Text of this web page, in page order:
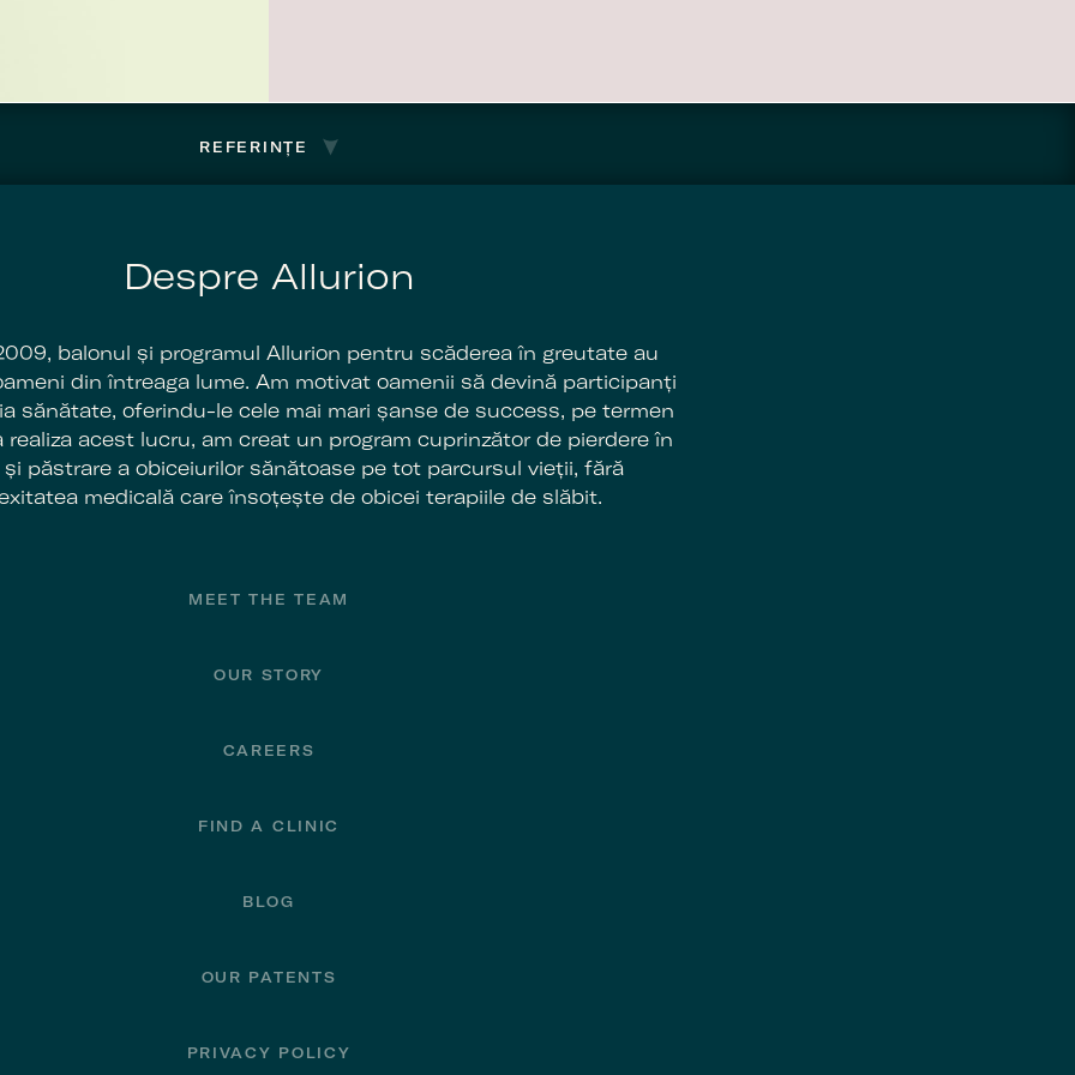
REFERINȚE
Despre Allurion
balonul și programul Allurion pentru scăderea în greutate au
din întreaga lume. Am motivat oamenii să devină participanți
sănătate, oferindu-le cele mai mari șanse de success, pe termen
realiza acest lucru, am creat un program cuprinzător de pierdere în
păstrare a obiceiurilor sănătoase pe tot parcursul vieții, fără
medicală care însoțește de obicei terapiile de slăbit.
MEET THE TEAM
OUR STORY
CAREERS
FIND A CLINIC
BLOG
OUR PATENTS
PRIVACY POLICY